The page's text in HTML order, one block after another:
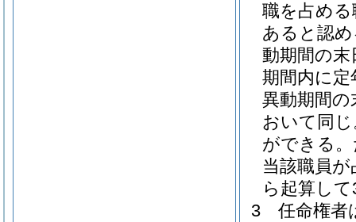
職を占め
あると認
動期間の
期間内に
異動期間
おいて同じ
ができる。
当該職員
ら起算し
3
任命権者